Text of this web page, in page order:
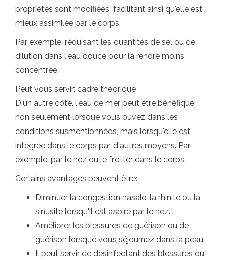
propriétés sont modifiées, facilitant ainsi qu'elle est
mieux assimilée par le corps.
Par exemple, réduisant les quantités de sel ou de
dilution dans l'eau douce pour la rendre moins
concentrée.
Peut vous servir: cadre théorique
D'un autre côté, l'eau de mer peut être bénéfique
non seulement lorsque vous buvez dans les
conditions susmentionnées, mais lorsqu'elle est
intégrée dans le corps par d'autres moyens. Par
exemple, par le nez ou le frotter dans le corps.
Certains avantages peuvent être:
Diminuer la congestion nasale, la rhinite ou la
sinusite lorsqu'il est aspiré par le nez.
Améliorer les blessures de guérison ou de
guérison lorsque vous séjournez dans la peau.
Il peut servir de désinfectant des blessures ou